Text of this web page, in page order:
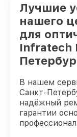
Лучшие
нашего
для
Infratech
В нашем
Санкт-
надёжный
гарантии